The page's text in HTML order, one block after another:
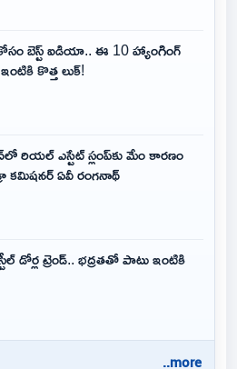
కోసం బెస్ట్ ఐడియా.. ఈ 10 హ్యాంగింగ్
కొత్త లుక్!
ఎస్టేట్ స్లంప్‌కు మేం కారణం
కమిషనర్ ఏవీ రంగనాథ్
డోర్ల ట్రెండ్.. భద్రతతో పాటు ఇంటికి
..more